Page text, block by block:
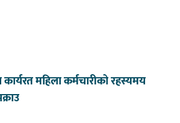
कार्यरत महिला कर्मचारीको रहस्यमय